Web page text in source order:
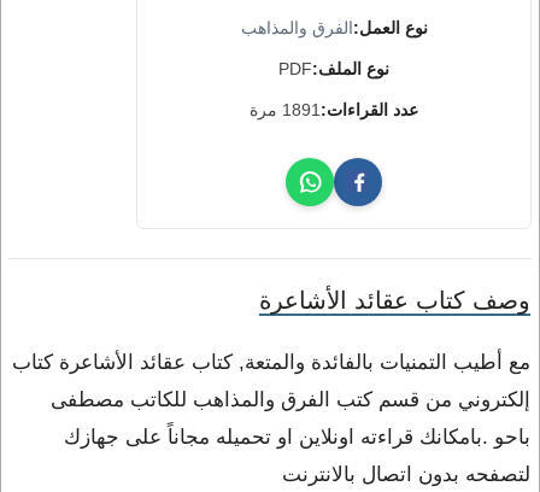
نوع العمل:الفرق والمذاهب
نوع الملف:PDF
عدد القراءات: 1891 مرة
وصف كتاب عقائد الأشاعرة
مع أطيب التمنيات بالفائدة والمتعة, كتاب عقائد الأشاعرة كتاب
إلكتروني من قسم كتب الفرق والمذاهب للكاتب مصطفى
باحو .بامكانك قراءته اونلاين او تحميله مجاناً على جهازك
لتصفحه بدون اتصال بالانترنت